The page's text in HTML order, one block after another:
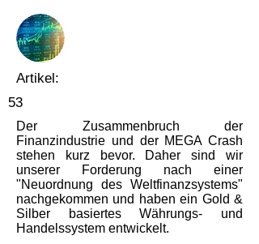
Artikel:
53
Der Zusammenbruch der
Finanzindustrie und der MEGA Crash
stehen kurz bevor. Daher sind wir
unserer Forderung nach einer
"Neuordnung des Weltfinanzsystems"
nachgekommen und haben ein Gold &
Silber basiertes Währungs- und
Handelssystem entwickelt.